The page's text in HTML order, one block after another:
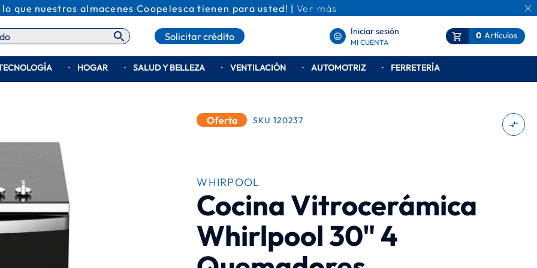
lo que nuestros almacenes Coopelesca tienen para usted! | Ver más
Mi Carrito
0 Artículos
Solicitar crédito MI CUENTA
Iniciar sesión
HOGAR SALUD Y BELLEZA VENTILACIÓN AUTOMOTRIZ FERRETERÍA
Oferta SKU 120237
WHIRPOOL
Cocina Vitrocerámica
Whirlpool 30" 4